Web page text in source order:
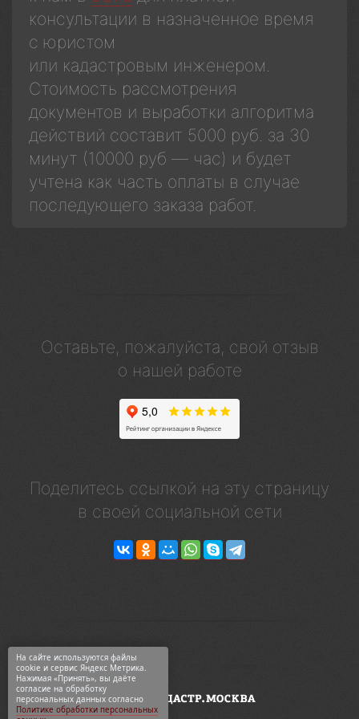
консультации в назначенное время
с юристом
или кадастровым инженером.
Стоимость рассмотрения
документов и выработки алгоритма
действий составит 5000 руб. за 30
минут (10000 руб — час) и будет
учтена как часть оплаты в случае
последующего заказа работ.
Оставьте, пожалуйста, свой отзыв
о нашей работе
Поделитесь ссылкой на эту страницу
в своей социальной сети
На сайте используются файлы
cookie и сервис Яндекс Метрика.
Нажимая «Принять», вы даёте
согласие на обработку
персональных данных согласно
Политике обработки персональных